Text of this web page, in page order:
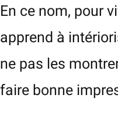
En ce nom, pour
apprend à
ne pas les
faire bonne